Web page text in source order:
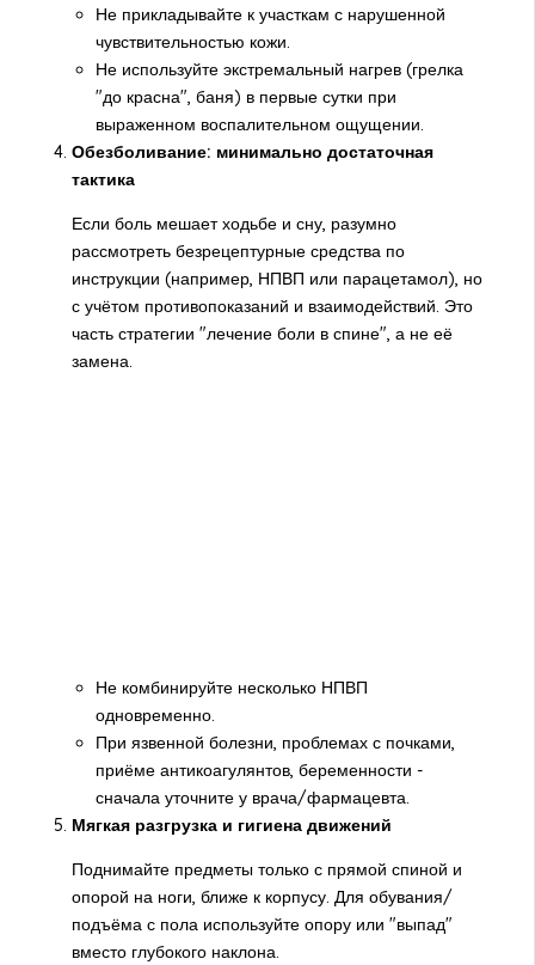
Не прикладывайте к участкам с нарушенной
чувствительностью кожи.
Не используйте экстремальный нагрев (грелка
"до красна", баня) в первые сутки при
выраженном воспалительном ощущении.
Обезболивание: минимально достаточная
тактика
Если боль мешает ходьбе и сну, разумно
рассмотреть безрецептурные средства по
инструкции (например, НПВП или парацетамол), но
с учётом противопоказаний и взаимодействий. Это
часть стратегии "лечение боли в спине", а не её
замена.
Не комбинируйте несколько НПВП
одновременно.
При язвенной болезни, проблемах с почками,
приёме антикоагулянтов, беременности -
сначала уточните у врача/фармацевта.
Мягкая разгрузка и гигиена движений
Поднимайте предметы только с прямой спиной и
опорой на ноги, ближе к корпусу. Для обувания/
подъёма с пола используйте опору или "выпад"
вместо глубокого наклона.